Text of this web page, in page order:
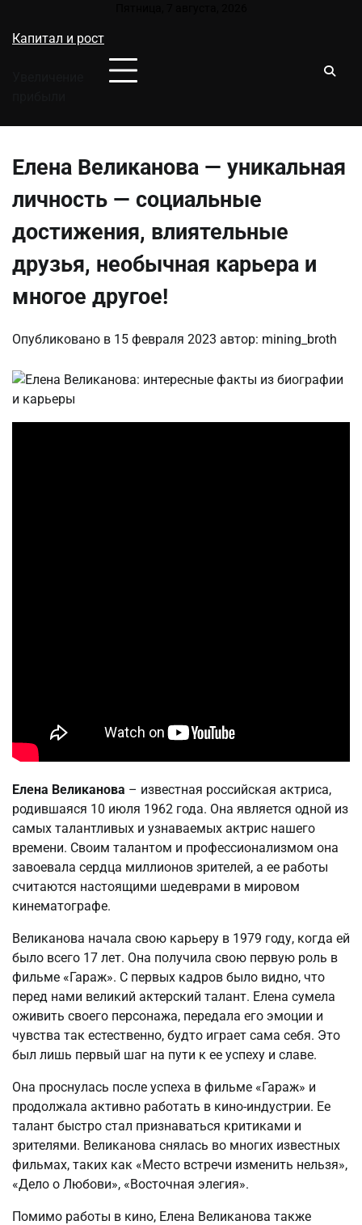
содержимому
Капитал и рост
Елена Великанова — уникальная
личность — социальные
достижения, влиятельные
друзья, необычная карьера и
многое другое!
Опубликовано в 15 февраля 2023 автор: mining_broth
Елена Великанова – известная российская актриса,
родившаяся 10 июля 1962 года. Она является одной из
самых талантливых и узнаваемых актрис нашего
времени. Своим талантом и профессионализмом она
завоевала сердца миллионов зрителей, а ее работы
считаются настоящими шедеврами в мировом
кинематографе.
Великанова начала свою карьеру в 1979 году, когда ей
было всего 17 лет. Она получила свою первую роль в
фильме «Гараж». С первых кадров было видно, что
перед нами великий актерский талант. Елена сумела
оживить своего персонажа, передала его эмоции и
чувства так естественно, будто играет сама себя. Это
был лишь первый шаг на пути к ее успеху и славе.
Она проснулась после успеха в фильме «Гараж» и
продолжала активно работать в кино-индустрии. Ее
талант быстро стал признаваться критиками и
зрителями. Великанова снялась во многих известных
фильмах, таких как «Место встречи изменить нельзя»,
«Дело о Любови», «Восточная элегия».
Помимо работы в кино, Елена Великанова также